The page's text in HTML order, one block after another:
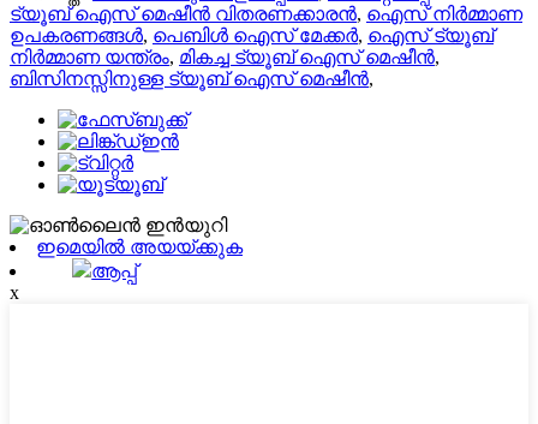
ട്യൂബ് ഐസ് മെഷീൻ വിതരണക്കാരൻ, ഐസ് നിർമ്മാണ
ഉപകരണങ്ങൾ, പെബിൾ ഐസ് മേക്കർ, ഐസ് ട്യൂബ്
നിർമ്മാണ യന്ത്രം, മികച്ച ട്യൂബ് ഐസ് മെഷീൻ,
ബിസിനസ്സിനുള്ള ട്യൂബ് ഐസ് മെഷീൻ,
ഇമെയിൽ അയയ്ക്കുക
ആപ്പ്
x